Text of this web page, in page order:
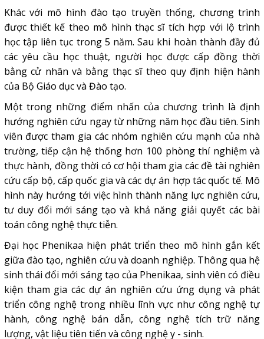
Khác với mô hình đào tạo truyền thống, chương trình
được thiết kế theo mô hình thạc sĩ tích hợp với lộ trình
học tập liên tục trong 5 năm. Sau khi hoàn thành đầy đủ
các yêu cầu học thuật, người học được cấp đồng thời
bằng cử nhân và bằng thạc sĩ theo quy định hiện hành
của Bộ Giáo dục và Đào tạo.
Một trong những điểm nhấn của chương trình là định
hướng nghiên cứu ngay từ những năm học đầu tiên. Sinh
viên được tham gia các nhóm nghiên cứu mạnh của nhà
trường, tiếp cận hệ thống hơn 100 phòng thí nghiệm và
thực hành, đồng thời có cơ hội tham gia các đề tài nghiên
cứu cấp bộ, cấp quốc gia và các dự án hợp tác quốc tế. Mô
hình này hướng tới việc hình thành năng lực nghiên cứu,
tư duy đổi mới sáng tạo và khả năng giải quyết các bài
toán công nghệ thực tiễn.
Đại học Phenikaa hiện phát triển theo mô hình gắn kết
giữa đào tạo, nghiên cứu và doanh nghiệp. Thông qua hệ
sinh thái đổi mới sáng tạo của Phenikaa, sinh viên có điều
kiện tham gia các dự án nghiên cứu ứng dụng và phát
triển công nghệ trong nhiều lĩnh vực như công nghệ tự
hành, công nghệ bán dẫn, công nghệ tích trữ năng
lượng, vật liệu tiên tiến và công nghệ y - sinh.